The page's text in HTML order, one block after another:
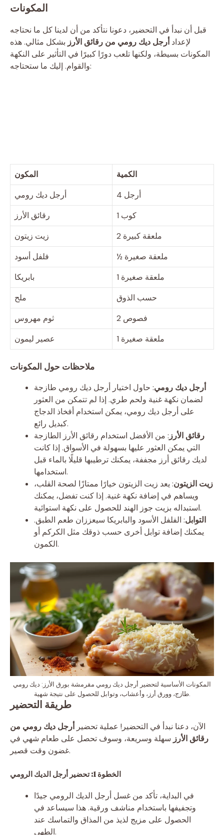
المكونات
قبل أن نبدأ في التحضير، دعونا نتأكد من أن لدينا كل ما نحتاجه
لإعدادأرجل ديك رومي من رقائق الأرز بشكل مثالي. هذه
المكونات بسيطة، ولكنها تلعب دورًا كبيرًا في التأثير على النكهة
والقوام. إليك ما ستحتاجه:
المكون
الكمية
أرجل ديك رومي
4 أرجل
رقائق الأرز
1 كوب
زيت زيتون
2 ملعقة كبيرة
فلفل أسود
½ ملعقة صغيرة
بابريكا
1 ملعقة صغيرة
ملح
حسب الذوق
ثوم مهروس
2 فصوص
عصير ليمون
1 ملعقة صغيرة
ملاحظات حول المكونات
أرجل ديك رومي: حاول اختيار أرجل ديك رومي طازجة
لضمان نكهة غنية ولحم طري. إذا لم تتمكن من العثور
على أرجل ديك رومي، يمكن استخدام أفخاذ الدجاج
كبديل رائع.
رقائق الأرز : من الأفضل استخدام رقائق الأرز الطازجة
التي يمكن العثور عليها بسهولة في الأسواق. إذا كانت
لديك رقائق أرز مجففة، يمكنك ترطيبها قليلًا بالماء قبل
استخدامها.
زيت الزيتون: يعد زيت الزيتون خيارًا ممتازًا لصحة القلب،
ويساهم في إضافة نكهة غنية. إذا كنت تفضل، يمكنك
استبداله بزيت جوز الهند للحصول على نكهة استوائية.
التوابل: الفلفل الأسود والبابريكا سيعززان طعم الطبق.
يمكنك إضافة توابل أخرى حسب ذوقك مثل الكركم أو
الكمون.
المكونات الأساسية لتحضير أرجل ديك رومي مقرمشة بورق الأرز: ديك رومي
طازج، وورق أرز، وأعشاب، وتوابل للحصول على نتيجة شهية.
طريقة التحضير
الآن، دعنا نبدأ في التحضير! عملية تحضير أرجل ديك رومي من
رقائق الأرز سهلة وسريعة، وسوف تحصل على طعام شهي في
غضون وقت قصير.
الخطوة 1: تحضير أرجل الديك الرومي
في البداية، تأكد من غسل أرجل الديك الرومي جيدًا
وتجفيفها باستخدام مناشف ورقية. هذا سيساعد في
الحصول على مزيج لذيذ من المذاق والتماسك عند
الطهي.